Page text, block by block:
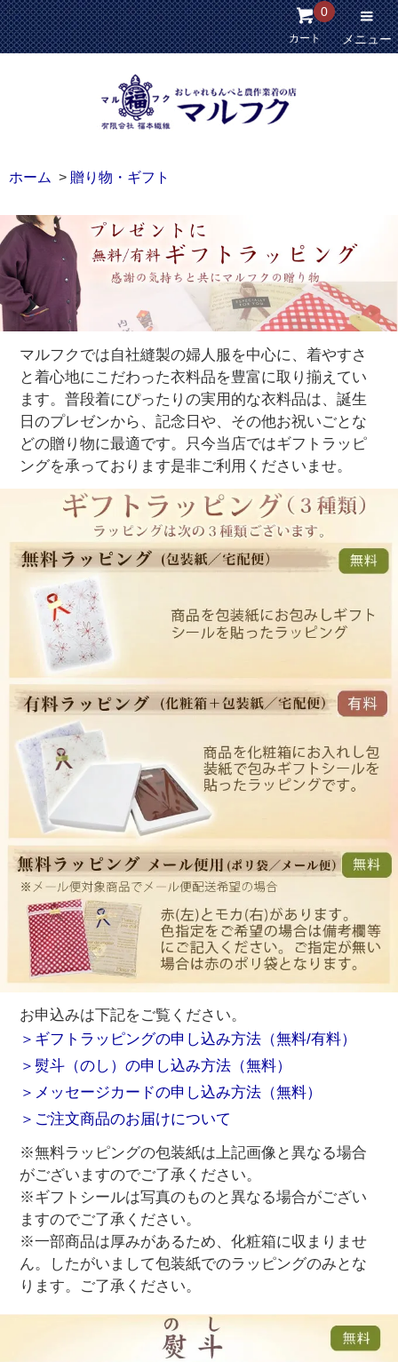
カート
0
メニュー
ホーム > 贈り物・ギフト
マルフクでは自社縫製の婦人服を中心に、着やすさ
と着心地にこだわった衣料品を豊富に取り揃えてい
ます。普段着にぴったりの実用的な衣料品は、誕生
日のプレゼンから、記念日や、その他お祝いごとな
どの贈り物に最適です。只今当店ではギフトラッピ
ングを承っております是非ご利用くださいませ。
お申込みは下記をご覧ください。
＞ギフトラッピングの申し込み方法（無料/有料）
＞熨斗（のし）の申し込み方法（無料）
＞メッセージカードの申し込み方法（無料）
＞ご注文商品のお届けについて
※無料ラッピングの包装紙は上記画像と異なる場合
がございますのでご了承ください。
※ギフトシールは写真のものと異なる場合がござい
ますのでご了承ください。
※一部商品は厚みがあるため、化粧箱に収まりませ
ん。したがいまして包装紙でのラッピングのみとな
ります。ご了承ください。